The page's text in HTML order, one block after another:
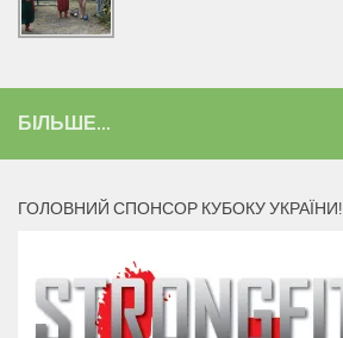
БІЛЬШЕ...
ГОЛОВНИЙ СПОНСОР КУБОКУ УКРАЇНИ!